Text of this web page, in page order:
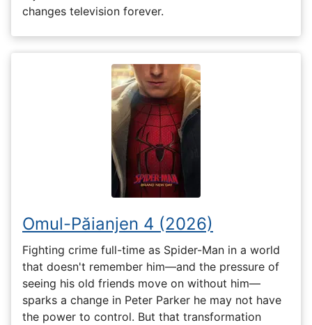
changes television forever.
Omul-Păianjen 4 (2026)
Fighting crime full-time as Spider-Man in a world
that doesn't remember him—and the pressure of
seeing his old friends move on without him—
sparks a change in Peter Parker he may not have
the power to control. But that transformation